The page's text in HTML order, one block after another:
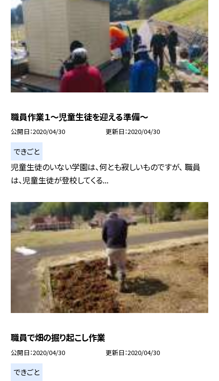
職員作業１〜児童生徒を迎える準備〜
公開日 2020/04/30 更新日 2020/04/30
できごと
児童生徒のいない学園は、何とも寂しいものですが、 職員
は、児童生徒が登校してくる...
職員で畑の掘り起こし作業
公開日 2020/04/30 更新日 2020/04/30
できごと